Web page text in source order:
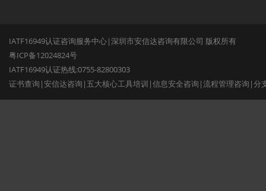
IATF16949认证咨询服务中心|深圳市安信达咨询有限公司 版权所有
粤ICP备12024824号
IATF16949认证热线:0755-82800303
证书查询 |安信达咨询 | 五大核心工具培训 |信息安全咨询 |流程管理咨询 |分